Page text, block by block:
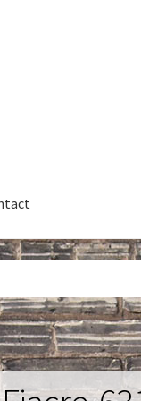
Créations sur
à poserLes